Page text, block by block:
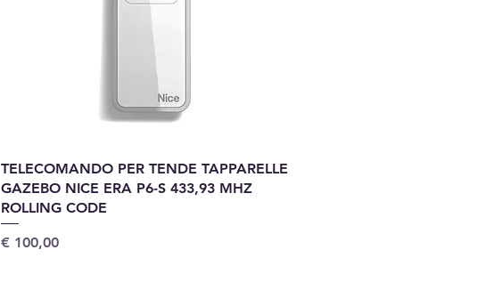
TELECOMANDO PER TENDE TAPPARELLE
GAZEBO NICE ERA P6-S 433,93 MHZ
ROLLING CODE
Preço
€ 100,00